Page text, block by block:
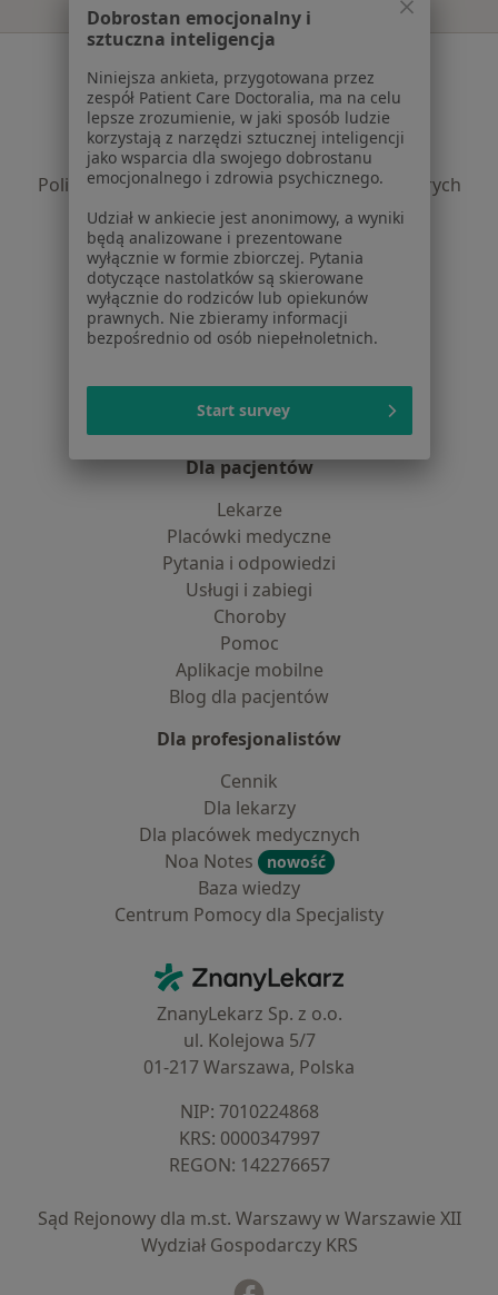
Regulamin
Polityka prywatności pacjentów
Polityka prywatności profesjonalistów
Polityka prywatności dla profesjonalistów, których
dane pozyskaliśmy samodzielnie
Polityka cookies
Jak działają wyniki wyszukiwania
Dostępność
O nas
Praca Rekrutujemy!
Kontakt
Dla pacjentów
Lekarze
Placówki medyczne
Pytania i odpowiedzi
Usługi i zabiegi
Choroby
Pomoc
Aplikacje mobilne
Blog dla pacjentów
Dla profesjonalistów
Cennik
Dla lekarzy
Dla placówek medycznych
Noa Notes
nowość
Baza wiedzy
Centrum Pomocy dla Specjalisty
ZnanyLekarz - Strona główna
ZnanyLekarz Sp. z o.o.
ul. Kolejowa 5/7
01-217 Warszawa, Polska
NIP: ⁠7010224868
KRS: ⁠0000347997
REGON: ⁠142276657
Sąd Rejonowy dla m.st. Warszawy w Warszawie XII
Wydział Gospodarczy KRS
Dobrostan emocjonalny i
sztuczna inteligencja
Niniejsza ankieta, przygotowana przez
zespół Patient Care Doctoralia, ma na celu
lepsze zrozumienie, w jaki sposób ludzie
korzystają z narzędzi sztucznej inteligencji
jako wsparcia dla swojego dobrostanu
emocjonalnego i zdrowia psychicznego.
Udział w ankiecie jest anonimowy, a wyniki
będą analizowane i prezentowane
wyłącznie w formie zbiorczej. Pytania
dotyczące nastolatków są skierowane
wyłącznie do rodziców lub opiekunów
prawnych. Nie zbieramy informacji
bezpośrednio od osób niepełnoletnich.
Start survey